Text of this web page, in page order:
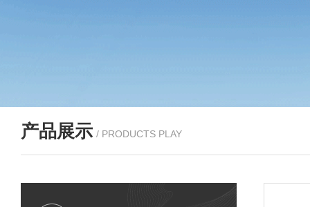
产品展示 / PRODUCTS PLAY